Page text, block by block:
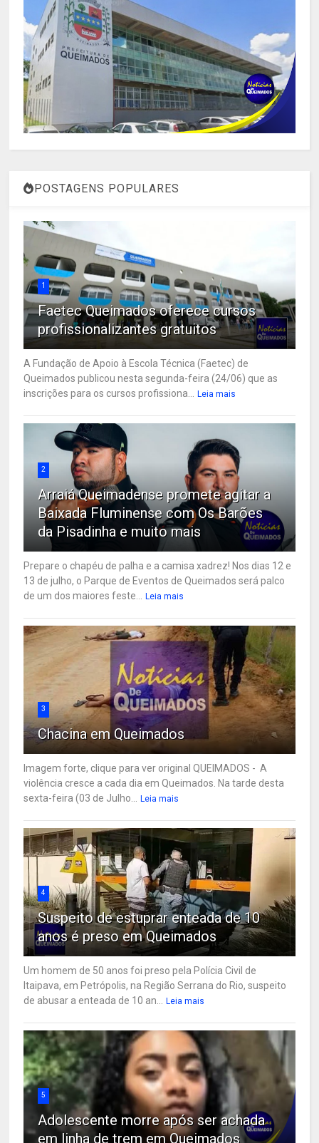
POSTAGENS POPULARES
1
Faetec Queimados oferece cursos
profissionalizantes gratuitos
A Fundação de Apoio à Escola Técnica (Faetec) de
Queimados publicou nesta segunda-feira (24/06) que as
inscrições para os cursos profissiona...
Leia mais
2
Arraiá Queimadense promete agitar a
Baixada Fluminense com Os Barões
da Pisadinha e muito mais
Prepare o chapéu de palha e a camisa xadrez! Nos dias 12 e
13 de julho, o Parque de Eventos de Queimados será palco
de um dos maiores feste...
Leia mais
3
Chacina em Queimados
Imagem forte, clique para ver original QUEIMADOS - A
violência cresce a cada dia em Queimados. Na tarde desta
sexta-feira (03 de Julho...
Leia mais
4
Suspeito de estuprar enteada de 10
anos é preso em Queimados
Um homem de 50 anos foi preso pela Polícia Civil de
Itaipava, em Petrópolis, na Região Serrana do Rio, suspeito
de abusar a enteada de 10 an...
Leia mais
5
Adolescente morre após ser achada
em linha de trem em Queimados